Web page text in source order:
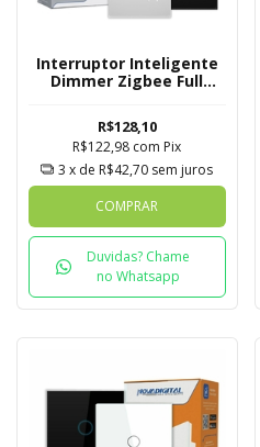
Interruptor Inteligente
Dimmer Zigbee Full
R$128,10
R$122,98 com Pix
3 x de R$42,70 sem juros
COMPRAR
Duvidas? Chame
no Whatsapp